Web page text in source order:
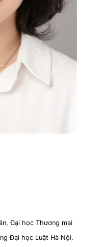
Đại học Thương mại
Đại học Luật Hà Nội.